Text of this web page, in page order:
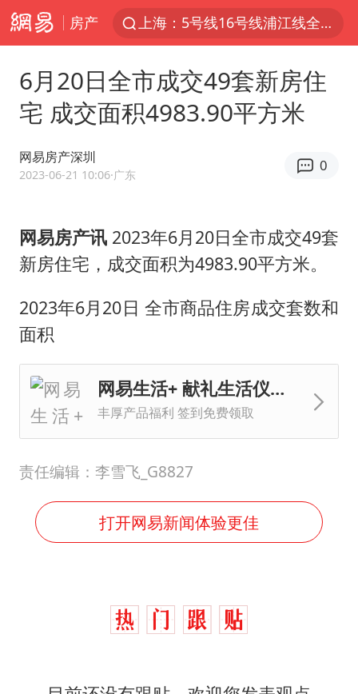
房产
上海：5号线16号线浦江线全线停运
白海豚预计将在浙江苍南到三门一带登陆
上门女婿出轨女邻居多年被判重婚罪
《龙餐馆》 冲奖
以军士兵把枪口对准中国记者
白海豚5次眼壁置换
6月20日全市成交49套新房住
宅 成交面积4983.90平方米
网易房产深圳
2023-06-21 10:06·广东
0
网易房产讯2023年6月20日全市成交49套
新房住宅，成交面积为4983.90平方米。
2023年6月20日 全市商品住房成交套数和
面积
网易生活+ 献礼生活仪式感
丰厚产品福利 签到免费领取
责任编辑：李雪飞_G8827
打开网易新闻体验更佳